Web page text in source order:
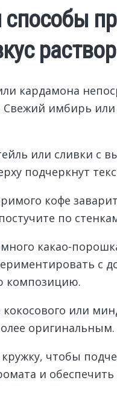
кардамона
имбирь или
или сливки с
подчеркнут
кофе
по
какао-
с
композицию.
кокосового или
оригинальным.
чтобы
и